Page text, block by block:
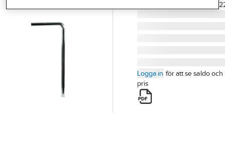
Logga in för att se saldo och
pris